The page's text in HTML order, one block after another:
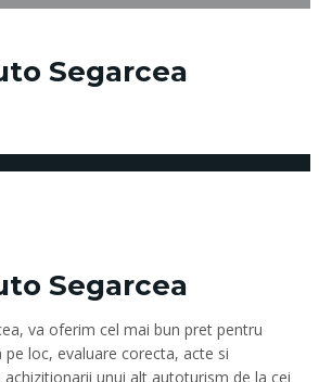
Segarcea
Segarcea
va oferim cel mai bun pret pentru
loc, evaluare corecta, acte si
unui alt autoturism de la cei